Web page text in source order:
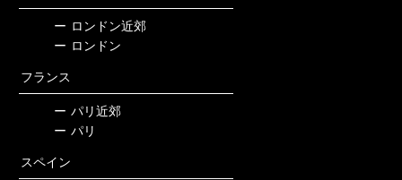
ー ロンドン近郊
ー ロンドン
フランス
ー パリ近郊
ー パリ
スペイン